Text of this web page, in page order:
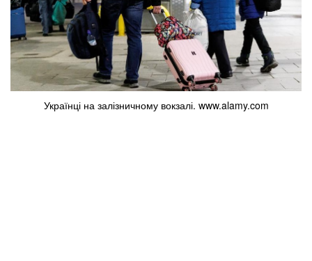
Українці на залізничному вокзалі. www.alamy.com